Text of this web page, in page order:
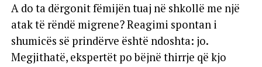
A do ta dërgonit fëmijën tuaj në shkollë me një
atak të rëndë migrene? Reagimi spontan i
shumicës së prindërve është ndoshta: jo.
Megjithatë, ekspertët po bëjnë thirrje që kjo